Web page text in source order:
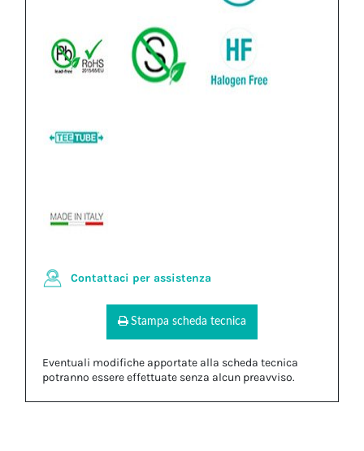
Contattaci per assistenza
Stampa scheda tecnica
Eventuali modifiche apportate alla scheda tecnica
potranno essere effettuate senza alcun preavviso.